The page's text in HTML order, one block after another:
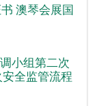
澳琴会展国
小组第二次
全监管流程